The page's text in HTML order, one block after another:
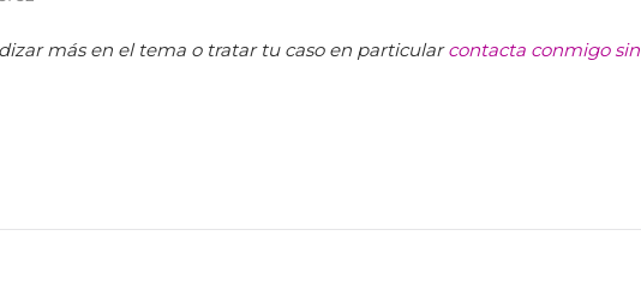
más en el tema o tratar tu caso en particularcontacta conmigo sin